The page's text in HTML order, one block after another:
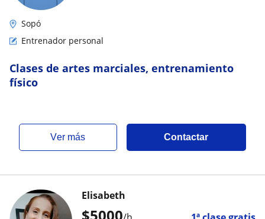
Sopó
Entrenador personal
Clases de artes marciales, entrenamiento
físico
ver más Contactar
Elisabeth